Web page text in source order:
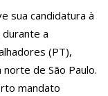
sua candidatura à
a
(PT),
de São Paulo.
mandato